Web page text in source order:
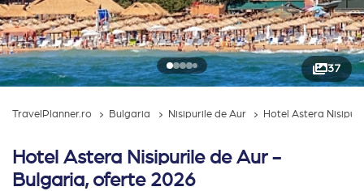
37
TravelPlanner.ro Bulgaria Nisipurile de Aur Hotel Astera
Hotel Astera Nisipurile de Aur -
Bulgaria, oferte 2026